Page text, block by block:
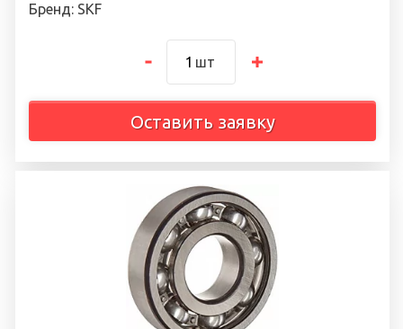
Бренд: SKF
шт
Оставить заявку